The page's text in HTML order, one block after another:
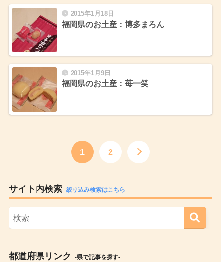
2015年1月18日
福岡県のお土産：博多まろん
2015年1月9日
福岡県のお土産：苺一笑
1 2
サイト内検索 絞り込み検索はこちら
都道府県リンク -県で記事を探す-